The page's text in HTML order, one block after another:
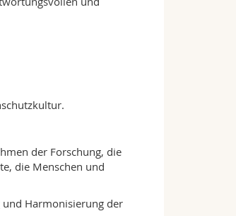
der Forschung, die
die Menschen und
Harmonisierung der